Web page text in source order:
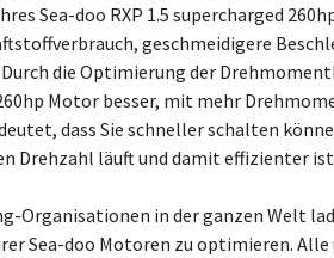
Sea-doo RXP 1.5 supercharged
geschmeidigere
Durch die Optimierung der
Motor besser, mit mehr
dass Sie schneller schalten
Drehzahl läuft und damit effizienter
Organisationen in der ganzen Welt
Sea-doo Motoren zu optimieren. Alle